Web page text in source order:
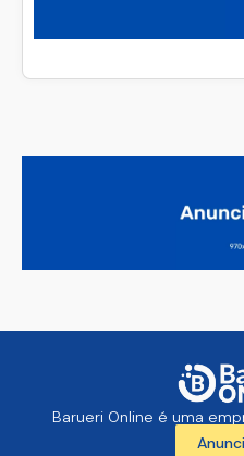
Barueri Online é uma